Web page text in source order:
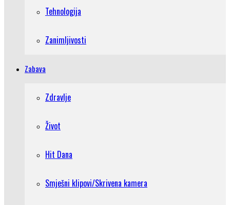
Tehnologija
Zanimljivosti
Zabava
Zdravlje
Život
Hit Dana
Smješni klipovi/Skrivena kamera